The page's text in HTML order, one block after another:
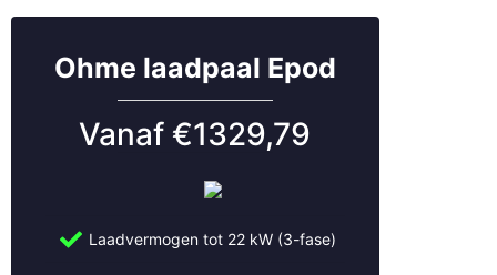
Ohme laadpaal Epod
Vanaf €1329,79
Laadvermogen tot 22 kW (3-fase)